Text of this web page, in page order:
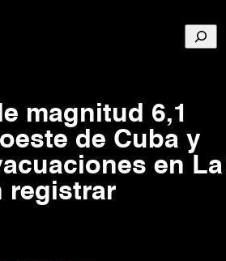
magnitud 6,1
de Cuba y
en La
registrar